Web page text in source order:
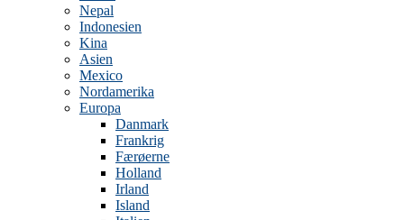
Nepal
Indonesien
Kina
Asien
Mexico
Nordamerika
Europa
Danmark
Frankrig
Færøerne
Holland
Irland
Island